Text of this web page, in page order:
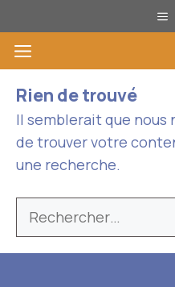
au
contenuMenu
Rien de trouvé
Il semblerait que nous
de trouver votre
une recherche.
Rechercher :